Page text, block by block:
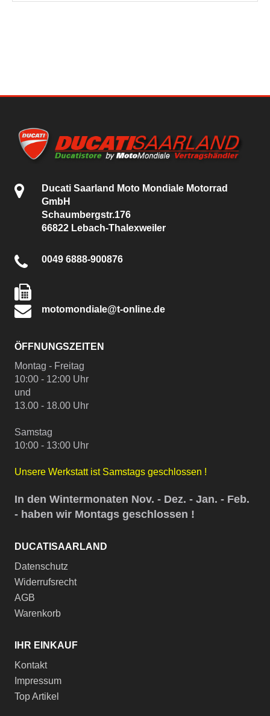
Ducati Saarland Moto Mondiale Motorrad
GmbH
Schaumbergstr.176
66822 Lebach-Thalexweiler
0049 6888-900876
motomondiale@t-online.de
ÖFFNUNGSZEITEN
Montag - Freitag
10:00 - 12:00 Uhr
und
13.00 - 18.00 Uhr
Samstag
10:00 - 13:00 Uhr
Unsere Werkstatt ist Samstags geschlossen !
In den Wintermonaten Nov. - Dez. - Jan. - Feb.
- haben wir Montags geschlossen !
DUCATISAARLAND
Datenschutz
Widerrufsrecht
AGB
Warenkorb
IHR EINKAUF
Kontakt
Impressum
Top Artikel